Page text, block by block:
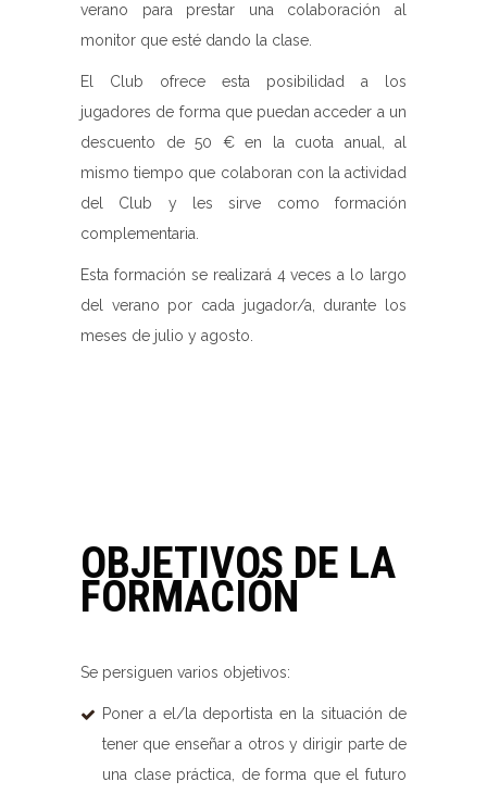
verano para prestar una colaboración al
monitor que esté dando la clase.
El Club ofrece esta posibilidad a los
jugadores de forma que puedan acceder a un
descuento de 50 € en la cuota anual, al
mismo tiempo que colaboran con la actividad
del Club y les sirve como formación
complementaria.
Esta formación se realizará 4 veces a lo largo
del verano por cada jugador/a, durante los
meses de julio y agosto.
OBJETIVOS DE LA
FORMACIÓN
Se persiguen varios objetivos:
Poner a el/la deportista en la situación de
tener que enseñar a otros y dirigir parte de
una clase práctica, de forma que el futuro